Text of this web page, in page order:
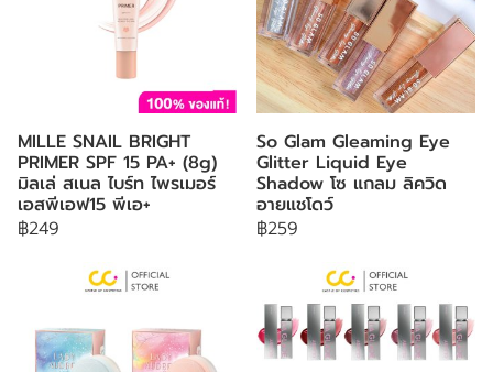
MILLE SNAIL BRIGHT
PRIMER SPF 15 PA+ (8g)
มิลเล่ สเนล ไบร์ท ไพรเมอร์
เอสพีเอฟ15 พีเอ+
฿249
So Glam Gleaming Eye
Glitter Liquid Eye
Shadow โซ แกลม ลิควิด
อายแชโดว์
฿259